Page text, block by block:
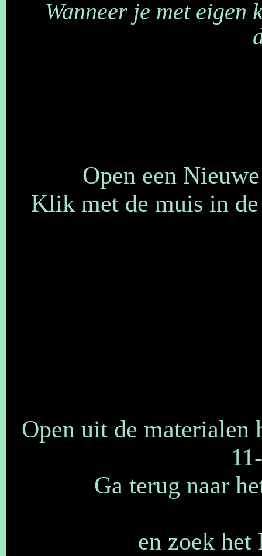
Wanneer je met eigen
Open een
Klik met de muis in de
Open uit de materialen
Ga terug naar
en zoek het